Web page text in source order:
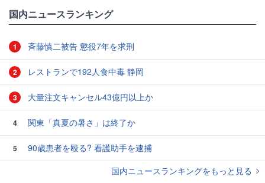
国内ニュースランキング
1 斉藤慎二被告 懲役7年を求刑
2 レストランで192人食中毒 静岡
3 大量注文キャンセル43億円以上か
4 関東「真夏の暑さ」は終了か
5
90歳患者を殴る? 看護助手を逮捕
国内ニュースランキングをもっと見る